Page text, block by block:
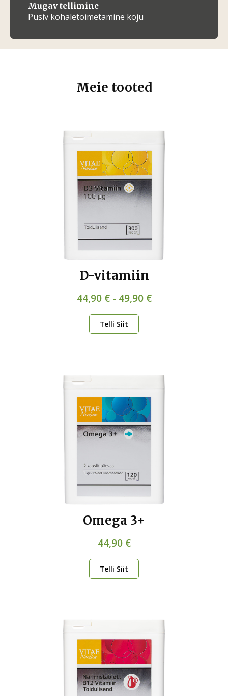
Mugav tellimine
Püsiv kohaletoimetamine koju
Meie tooted
D-vitamiin
44,90 € - 49,90 €
Telli Siit
Omega 3+
44,90 €
Telli Siit